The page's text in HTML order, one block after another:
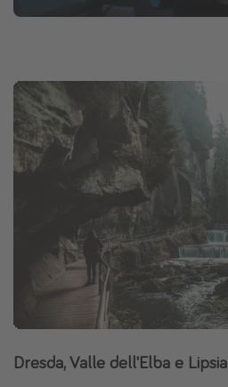
Dresda, Valle dell'Elba e Lipsia